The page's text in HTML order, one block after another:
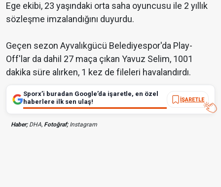
Ege ekibi, 23 yaşındaki orta saha oyuncusu ile 2 yıllık
sözleşme imzalandığını duyurdu.
Geçen sezon Ayvalıkgücü Belediyespor'da Play-
Off'lar da dahil 27 maça çıkan Yavuz Selim, 1001
dakika süre alırken, 1 kez de fileleri havalandırdı.
Sporx’i buradan Google’da işaretle, en özel
haberlere ilk sen ulaş!
İŞARETLE
Haber;DHA, Fotoğraf;Instagram